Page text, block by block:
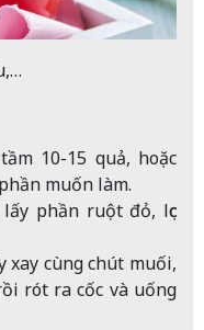
10-15 quả, hoặc
muốn làm.
phần ruột đỏ, lọc
xay cùng chút muối,
rót ra cốc và uống